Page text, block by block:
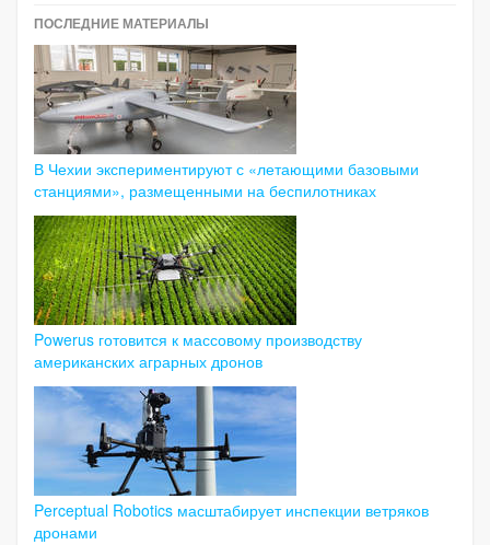
ПОСЛЕДНИЕ МАТЕРИАЛЫ
В Чехии экспериментируют с «летающими базовыми
станциями», размещенными на беспилотниках
Powerus готовится к массовому производству
американских аграрных дронов
Perceptual Robotics масштабирует инспекции ветряков
дронами